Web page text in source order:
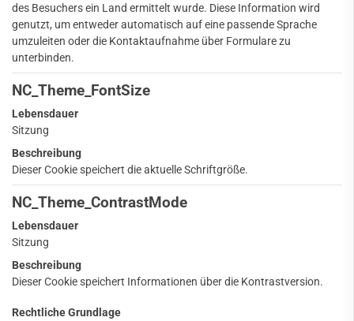
des Besuchers ein Land ermittelt wurde. Diese Information wird
genutzt, um entweder automatisch auf eine passende Sprache
umzuleiten oder die Kontaktaufnahme über Formulare zu
unterbinden.
NC_Theme_FontSize
Lebensdauer
Sitzung
Beschreibung
Dieser Cookie speichert die aktuelle Schriftgröße.
NC_Theme_ContrastMode
Lebensdauer
Sitzung
Beschreibung
Dieser Cookie speichert Informationen über die Kontrastversion.
Rechtliche Grundlage